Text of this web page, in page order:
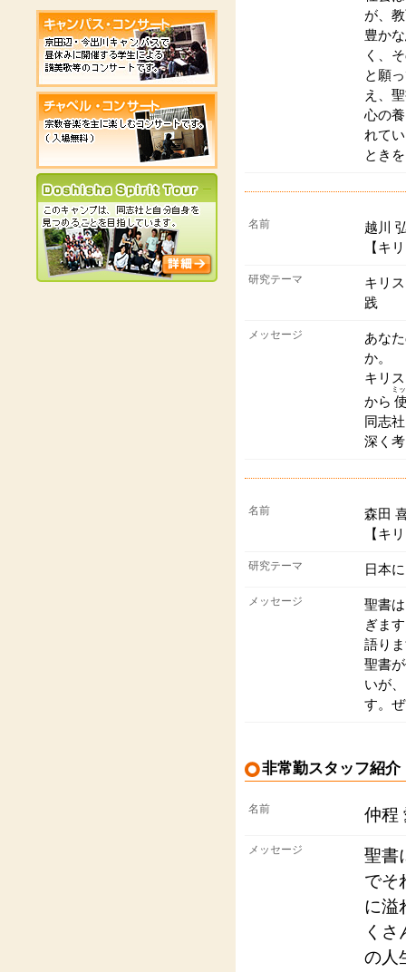
が、
豊か
く、
と願
え、
心の
れて
とき
名前
越川
【キ
研究テーマ
キリ
践
メッセージ
あな
か。
キリ
から
ミ
同志
深く
名前
森田
【キ
研究テーマ 日本
メッセージ
聖書
ぎま
語り
聖書
いが
す。
非常勤スタッフ紹介
名前 仲程
メッセージ
聖書
でそ
に溢
く
の人